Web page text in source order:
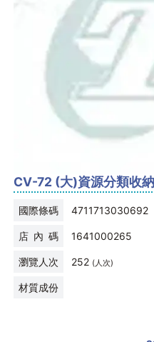
CV-72 (大)資源分類收
國際條碼 4711713030692
店 內 碼 1641000265
瀏覽人次 252 (人次)
材質成份